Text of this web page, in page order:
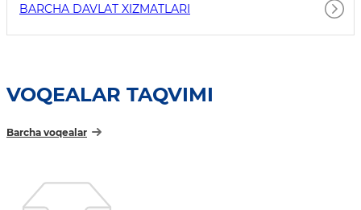
BARCHA DAVLAT XIZMATLARI
VOQEALAR TAQVIMI
Barcha voqealar